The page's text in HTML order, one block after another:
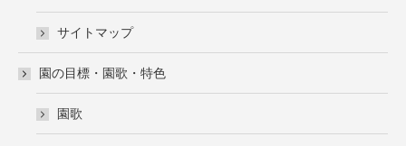
サイトマップ
園の目標・園歌・特色
園歌